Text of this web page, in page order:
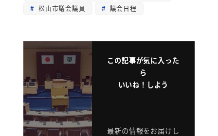
松山市議会議員
議会日程
この記事が気に入った
ら
いいね！しよう
最新の情報をお届けし